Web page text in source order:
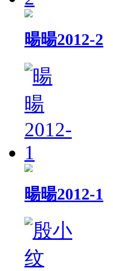
暘暘2012-2
暘暘2012-1